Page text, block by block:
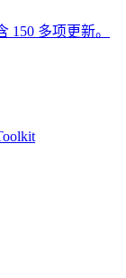
150 多项更新。